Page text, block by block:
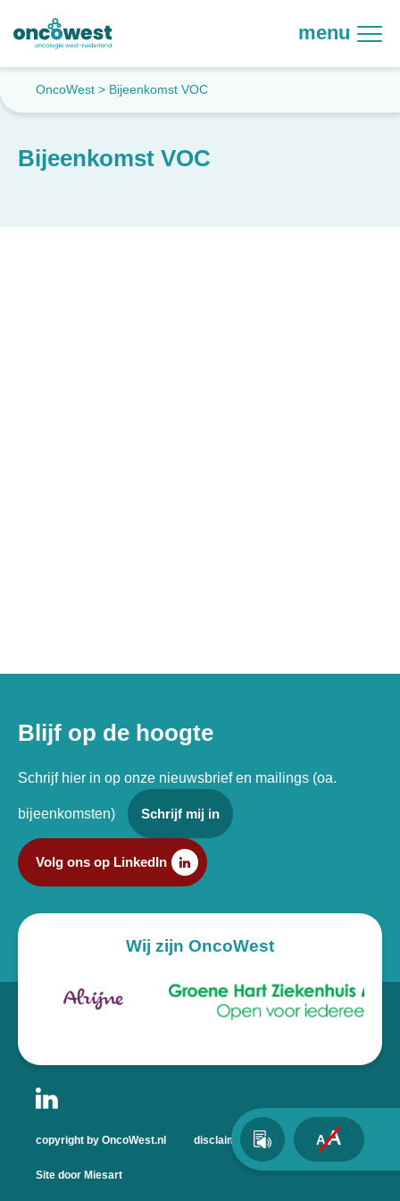
menu
OncoWest > Bijeenkomst VOC
Bijeenkomst VOC
Blijf op de hoogte
Schrijf hier in op onze nieuwsbrief en mailings (oa.
bijeenkomsten) Schrijf mij in
Volg ons op LinkedIn
Wij zijn OncoWest
copyright by OncoWest.nl disclaimer privacyverklaring
Site door Miesart
AA